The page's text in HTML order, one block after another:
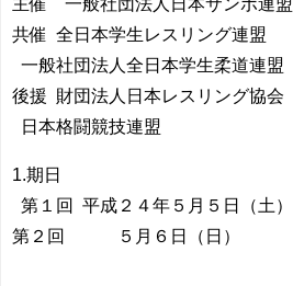
主催 一般社団法人日本サンボ連盟
共催 全日本学生レスリング連盟
一般社団法人全日本学生柔道連盟
後援 財団法人日本レスリング協会
日本格闘競技連盟
1.期日
第１回 平成２４年５月５日（土）
第２回 ５月６日（日）